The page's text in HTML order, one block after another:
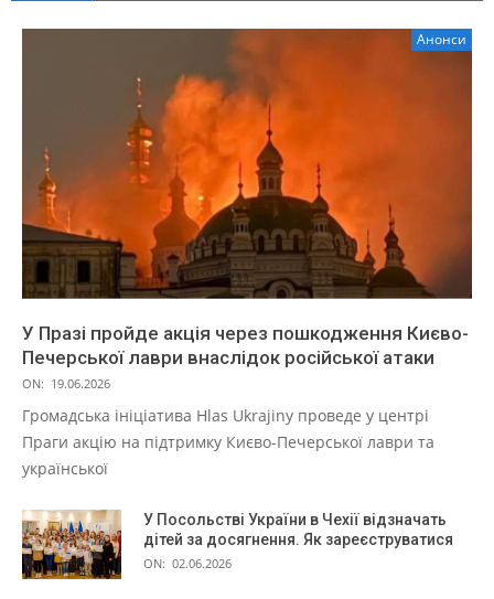
Анонси
У Празі пройде акція через пошкодження Києво-
Печерської лаври внаслідок російської атаки
ON: 19.06.2026
Громадська ініціатива Hlas Ukrajiny проведе у центрі
Праги акцію на підтримку Києво-Печерської лаври та
української
У Посольстві України в Чехії відзначать
дітей за досягнення. Як зареєструватися
ON: 02.06.2026